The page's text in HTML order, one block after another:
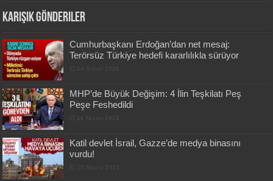
Karışık Gönderiler
Cumhurbaşkanı Erdoğan’dan net mesaj:
Terörsüz Türkiye hedefi kararlılıkla sürüyor
MHP’de Büyük Değişim: 4 İlin Teşkilatı Peş
Peşe Feshedildi
Katil devlet İsrail, Gazze’de medya binasını
vurdu!